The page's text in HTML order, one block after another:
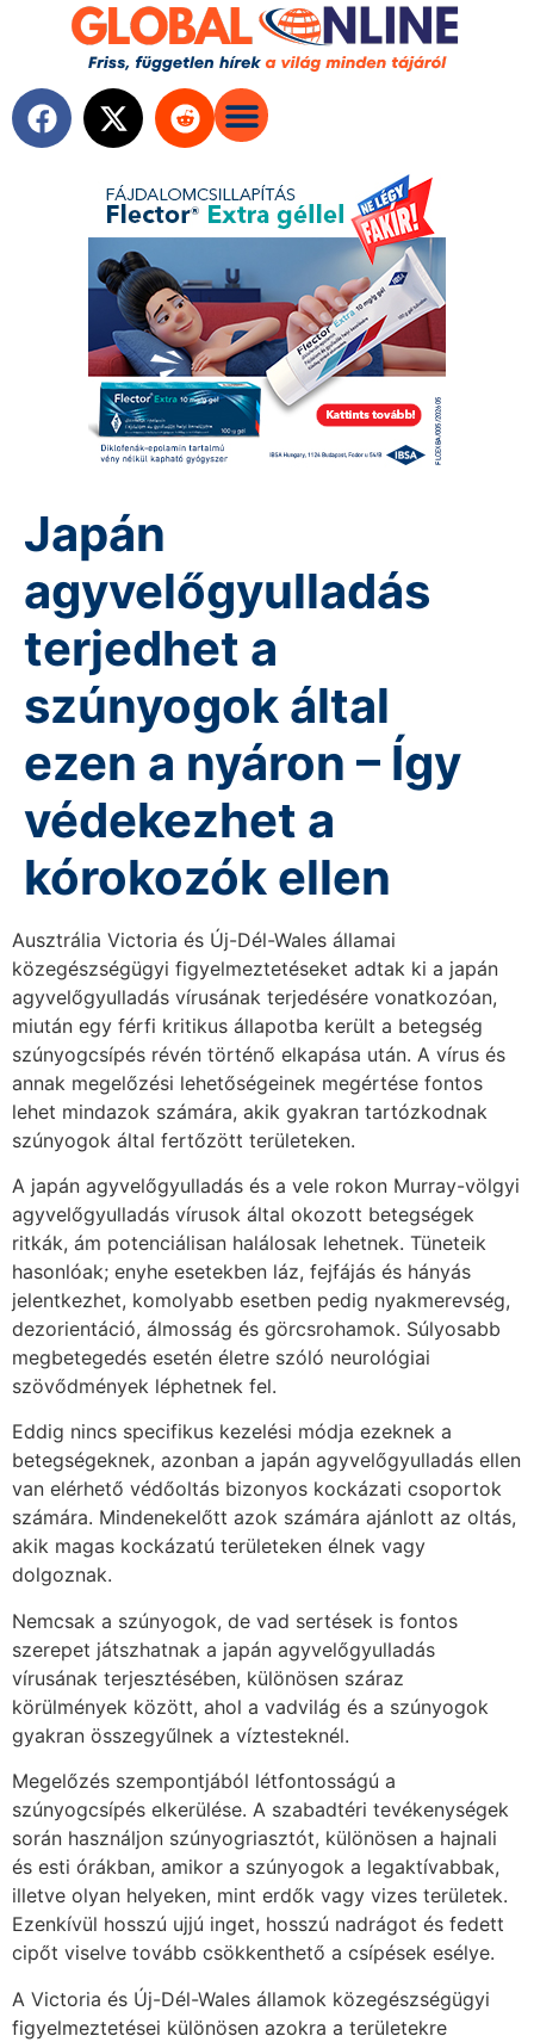
Japán
agyvelőgyulladás
terjedhet a
szúnyogok által
ezen a nyáron – Így
védekezhet a
kórokozók ellen
Ausztrália Victoria és Új-Dél-Wales államai
közegészségügyi figyelmeztetéseket adtak ki a japán
agyvelőgyulladás vírusának terjedésére vonatkozóan,
miután egy férfi kritikus állapotba került a betegség
szúnyogcsípés révén történő elkapása után. A vírus és
annak megelőzési lehetőségeinek megértése fontos
lehet mindazok számára, akik gyakran tartózkodnak
szúnyogok által fertőzött területeken.
A japán agyvelőgyulladás és a vele rokon Murray-völgyi
agyvelőgyulladás vírusok által okozott betegségek
ritkák, ám potenciálisan halálosak lehetnek. Tüneteik
hasonlóak; enyhe esetekben láz, fejfájás és hányás
jelentkezhet, komolyabb esetben pedig nyakmerevség,
dezorientáció, álmosság és görcsrohamok. Súlyosabb
megbetegedés esetén életre szóló neurológiai
szövődmények léphetnek fel.
Eddig nincs specifikus kezelési módja ezeknek a
betegségeknek, azonban a japán agyvelőgyulladás ellen
van elérhető védőoltás bizonyos kockázati csoportok
számára. Mindenekelőtt azok számára ajánlott az oltás,
akik magas kockázatú területeken élnek vagy
dolgoznak.
Nemcsak a szúnyogok, de vad sertések is fontos
szerepet játszhatnak a japán agyvelőgyulladás
vírusának terjesztésében, különösen száraz
körülmények között, ahol a vadvilág és a szúnyogok
gyakran összegyűlnek a víztesteknél.
Megelőzés szempontjából létfontosságú a
szúnyogcsípés elkerülése. A szabadtéri tevékenységek
során használjon szúnyogriasztót, különösen a hajnali
és esti órákban, amikor a szúnyogok a legaktívabbak,
illetve olyan helyeken, mint erdők vagy vizes területek.
Ezenkívül hosszú ujjú inget, hosszú nadrágot és fedett
cipőt viselve tovább csökkenthető a csípések esélye.
A Victoria és Új-Dél-Wales államok közegészségügyi
figyelmeztetései különösen azokra a területekre